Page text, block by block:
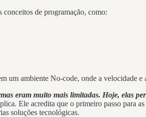
conceitos de programação, como:
um ambiente No-code, onde a velocidade
eram muito mais limitadas. Hoje, elas
Ele acredita que o primeiro passo para
soluções tecnológicas.